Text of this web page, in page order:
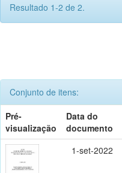
Resultado 1-2 de 2.
Conjunto de itens:
Pré-
visualização
Data do
documento
1-set-2022